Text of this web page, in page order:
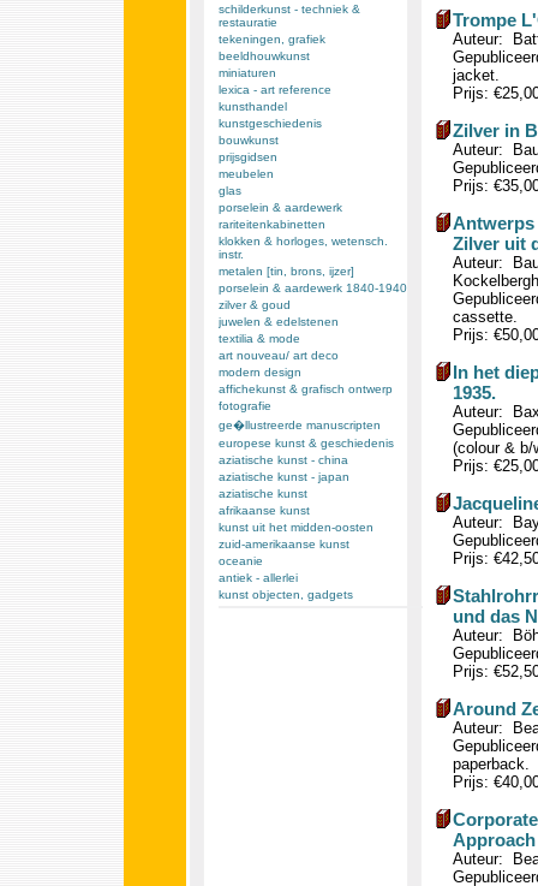
schilderkunst - techniek &
restauratie
tekeningen, grafiek
beeldhouwkunst
miniaturen
lexica - art reference
kunsthandel
kunstgeschiedenis
bouwkunst
prijsgidsen
meubelen
glas
porselein & aardewerk
rariteitenkabinetten
klokken & horloges, wetensch.
instr.
metalen [tin, brons, ijzer]
porselein & aardewerk 1840-1940
zilver & goud
juwelen & edelstenen
textilia & mode
art nouveau/ art deco
modern design
affichekunst & grafisch ontwerp
fotografie
ge�llustreerde manuscripten
europese kunst & geschiedenis
aziatische kunst - china
aziatische kunst - japan
aziatische kunst
afrikaanse kunst
kunst uit het midden-oosten
zuid-amerikaanse kunst
oceanie
antiek - allerlei
kunst objecten, gadgets
Trompe
Auteur:
jacket.
Prijs:
Zilver in
Auteur:
Prijs:
Antwerps
Zilver uit
Auteur:
cassette.
Prijs:
In het
1935.
Auteur:
(colour & b/
Prijs:
Auteur:
Prijs:
und das
Auteur:
Prijs:
Around
Auteur:
paperback.
Prijs:
Auteur: